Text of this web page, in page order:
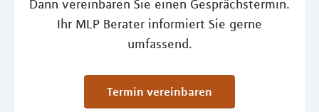
Dann vereinbaren Sie einen Gesprächstermin.
Ihr MLP Berater informiert Sie gerne
umfassend.
Termin vereinbaren